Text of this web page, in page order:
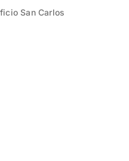
San Carlos